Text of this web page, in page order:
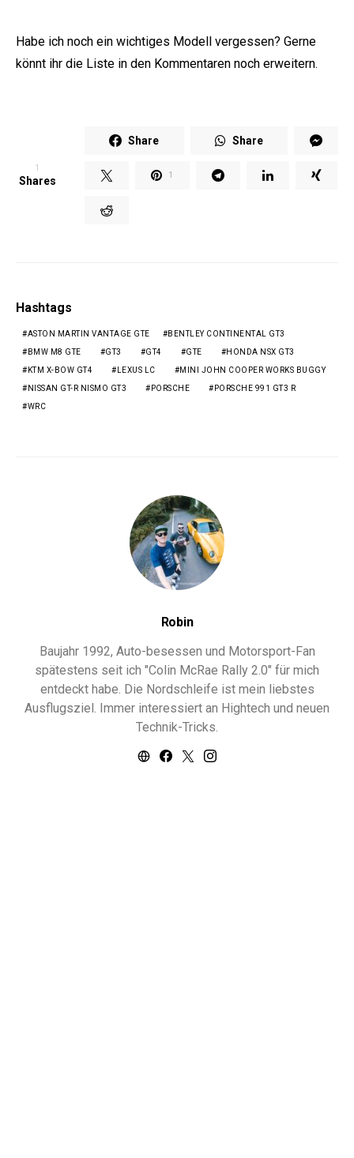
Habe ich noch ein wichtiges Modell vergessen? Gerne
könnt ihr die Liste in den Kommentaren noch erweitern.
1
Shares
Share Share
1
Hashtags
ASTON MARTIN VANTAGE GTE BENTLEY CONTINENTAL GT3
BMW M8 GTE GT3 GT4 GTE HONDA NSX GT3
KTM X-BOW GT4 LEXUS LC MINI JOHN COOPER WORKS BUGGY
NISSAN GT-R NISMO GT3 PORSCHE PORSCHE 991 GT3 R
WRC
Robin
Baujahr 1992, Auto-besessen und Motorsport-Fan
spätestens seit ich "Colin McRae Rally 2.0" für mich
entdeckt habe. Die Nordschleife ist mein liebstes
Ausflugsziel. Immer interessiert an Hightech und neuen
Technik-Tricks.